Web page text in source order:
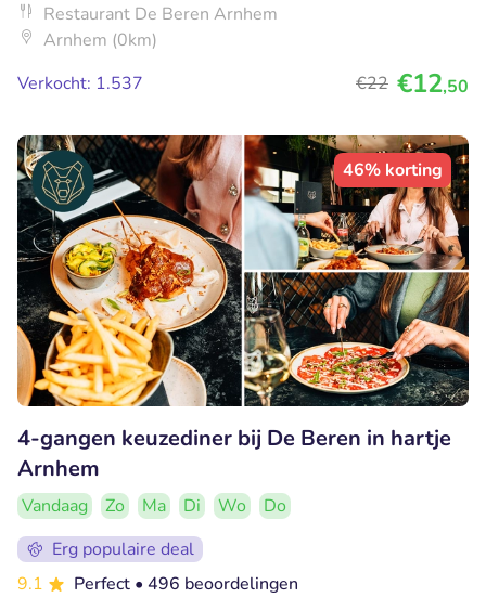
Restaurant De Beren Arnhem
Arnhem (0km)
Verkocht: 1.537
€22 €12,50
46% korting
4-gangen keuzediner bij De Beren in hartje
Arnhem
Vandaag Zo Ma Di Wo
Do
Erg populaire deal
9.1
Perfect • 496 beoordelingen